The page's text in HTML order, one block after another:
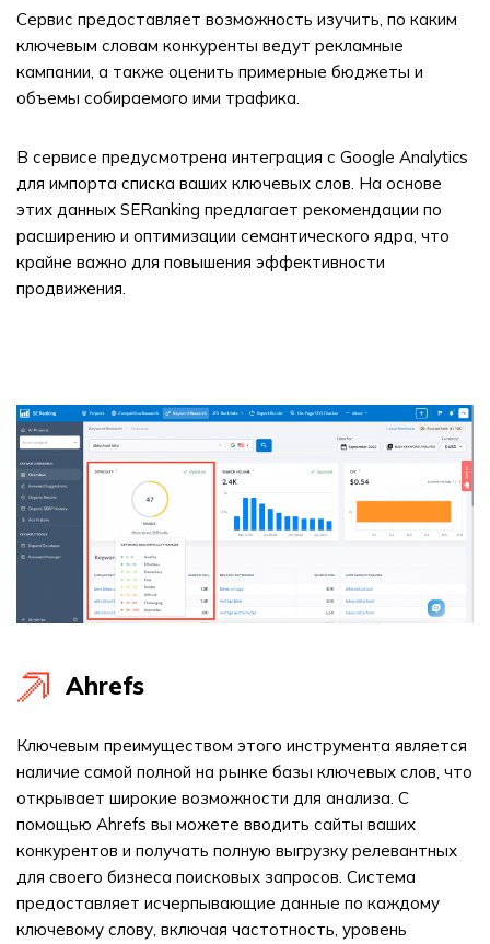
Сервис предоставляет возможность изучить, по каким
ключевым словам конкуренты ведут рекламные
кампании, а также оценить примерные бюджеты и
объемы собираемого ими трафика.
В сервисе предусмотрена интеграция с Google Analytics
для импорта списка ваших ключевых слов. На основе
этих данных SERanking предлагает рекомендации по
расширению и оптимизации семантического ядра, что
крайне важно для повышения эффективности
продвижения.
Ahrefs
Ключевым преимуществом этого инструмента является
наличие самой полной на рынке базы ключевых слов, что
открывает широкие возможности для анализа. С
помощью Ahrefs вы можете вводить сайты ваших
конкурентов и получать полную выгрузку релевантных
для своего бизнеса поисковых запросов. Система
предоставляет исчерпывающие данные по каждому
ключевому слову, включая частотность, уровень